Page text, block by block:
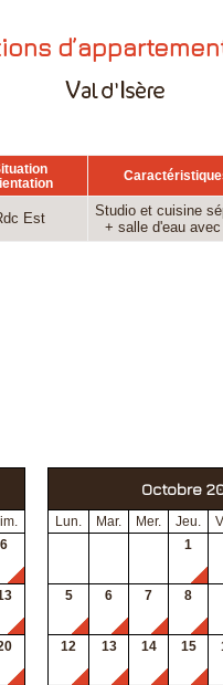
Est
Studio et cuisine
+ salle d'eau avec
6
Octobre
Lun. Mar. Mer. Jeu.
1
5 6 7 8
12 13 14 15